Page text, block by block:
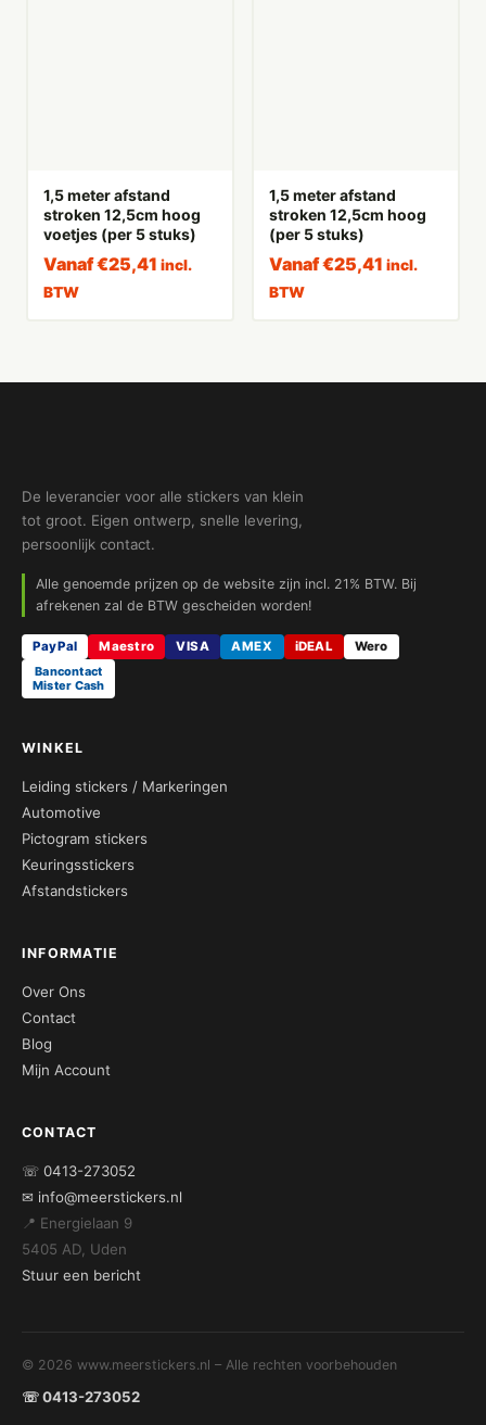
1,5 meter afstand
stroken 12,5cm hoog
voetjes (per 5 stuks)
Vanaf€25,41 incl.
BTW
1,5 meter afstand
stroken 12,5cm hoog
(per 5 stuks)
Vanaf€25,41 incl.
BTW
De leverancier voor alle stickers van klein
tot groot. Eigen ontwerp, snelle levering,
persoonlijk contact.
Alle genoemde prijzen op de website zijn incl. 21% BTW. Bij
afrekenen zal de BTW gescheiden worden!
PayPal Maestro VISA AMEX iDEAL
Wero
Bancontact
Mister Cash
WINKEL
Leiding stickers / Markeringen
Automotive
Pictogram stickers
Keuringsstickers
Afstandstickers
INFORMATIE
Over Ons
Contact
Blog
Mijn Account
CONTACT
☏ 0413-273052
✉ info@meerstickers.nl
📍 Energielaan 9
5405 AD, Uden
Stuur een bericht
© 2026 www.meerstickers.nl – Alle rechten voorbehouden
☏ 0413-273052